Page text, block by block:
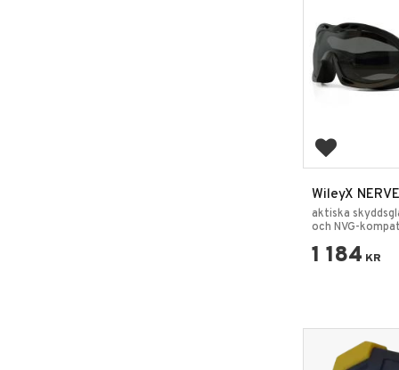
Add to
WileyX
aktiska
och NVG-
1 184 KR